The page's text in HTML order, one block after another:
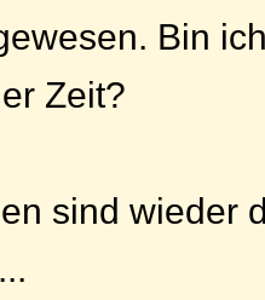
Bin
Zeit?
sind wieder